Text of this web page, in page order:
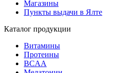
Магазины
Пункты выдачи в Ялте
Каталог продукции
Витамины
Протеины
BCAA